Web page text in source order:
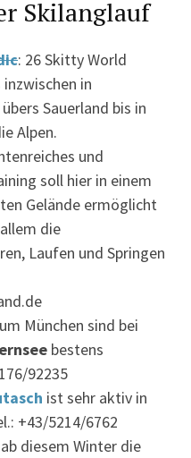
Skilanglauf
: 26 Skitty World
in
Sauerland bis in
Alpen.
und
soll hier in einem
Gelände ermöglicht
die
Laufen und Springen
München sind bei
bestens
92235
ist sehr aktiv in
+43/5214/6762
diesem Winter die